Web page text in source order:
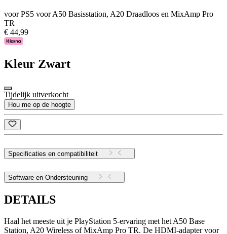
voor PS5 voor A50 Basisstation, A20 Draadloos en MixAmp Pro
TR
€ 44,99
Kleur Zwart
Tijdelijk uitverkocht
Hou me op de hoogte
Specificaties en compatibiliteit
Software en Ondersteuning
DETAILS
Haal het meeste uit je PlayStation 5-ervaring met het A50 Base
Station, A20 Wireless of MixAmp Pro TR. De HDMI-adapter voor